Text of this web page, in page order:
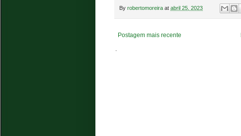
By robertomoreira at abril 25, 2023
Postagem mais recente
.